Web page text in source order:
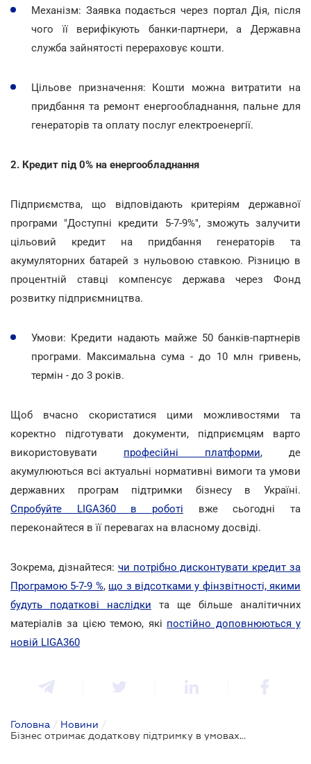
Механізм: Заявка подається через портал Дія, після
чого її верифікують банки-партнери, а Державна
служба зайнятості перераховує кошти.
Цільове призначення: Кошти можна витратити на
придбання та ремонт енергообладнання, пальне для
генераторів та оплату послуг електроенергії.
2. Кредит під 0% на енергообладнання
Підприємства, що відповідають критеріям державної
програми "Доступні кредити 5-7-9%", зможуть залучити
цільовий кредит на придбання генераторів та
акумуляторних батарей з нульовою ставкою. Різницю в
процентній ставці компенсує держава через Фонд
розвитку підприємництва.
Умови: Кредити надають майже 50 банків-партнерів
програми. Максимальна сума - до 10 млн гривень,
термін - до 3 років.
Щоб вчасно скористатися цими можливостями та
коректно підготувати документи, підприємцям варто
використовувати професійні платформи, де
акумулюються всі актуальні нормативні вимоги та умови
державних програм підтримки бізнесу в Україні.
Спробуйте LIGA360 в роботі вже сьогодні та
переконайтеся в її перевагах на власному досвіді.
Зокрема, дізнайтеся: чи потрібно дисконтувати кредит за
Програмою 5-7-9 %, що з відсотками у фінзвітності, якими
будуть податкові наслідки та ще більше аналітичних
матеріалів за цією темою, які постійно доповнюються у
новій LIGA360
Головна / Новини /
Бізнес отримає додаткову підтримку в умовах надзвичайної енергетичної ситуації - рішення Уряду